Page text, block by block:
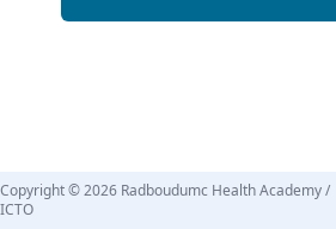
Copyright © 2026 Radboudumc Health Academy /
ICTO